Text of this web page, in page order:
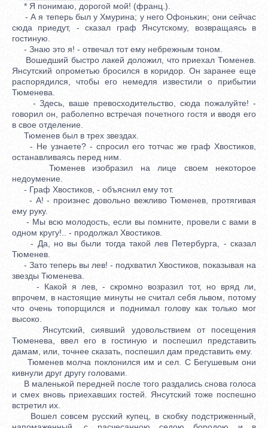
* Я понимаю, дорогой мой! (франц.).
- А я теперь был у Хмурина; у него Офонькин; они сейчас
сюда приедут, - сказал граф Янсутскому, возвращаясь в
гостиную.
- Знаю это я! - отвечал тот ему небрежным тоном.
Вошедший быстро лакей доложил, что приехал Тюменев.
Янсутский опрометью бросился в коридор. Он заранее еще
распорядился, чтобы его немедля известили о прибытии
Тюменева.
- Здесь, ваше превосходительство, сюда пожалуйте! -
говорил он, раболепно встречая почетного гостя и вводя его
в свое отделение.
Тюменев был в трех звездах.
- Не узнаете? - спросил его тотчас же граф Хвостиков,
останавливаясь перед ним.
Тюменев изобразил на лице своем некоторое
недоумение.
- Граф Хвостиков, - объяснил ему тот.
- А! - произнес довольно вежливо Тюменев, протягивая
ему руку.
- Мы всю молодость, если вы помните, провели с вами в
одном кругу!.. - продолжал Хвостиков.
- Да, но вы были тогда такой лев Петербурга, - сказал
Тюменев.
- Зато теперь вы лев! - подхватил Хвостиков, показывая на
звезды Тюменева.
- Какой я лев, - скромно возразил тот, но вряд ли,
впрочем, в настоящие минуты не считал себя львом, потому
что очень топорщился и поднимал голову как только мог
высоко.
Янсутский, сиявший удовольствием от посещения
Тюменева, ввел его в гостиную и поспешил представить
дамам, или, точнее сказать, поспешил дам представить ему.
Тюменев молча поклонился им и сел. С Бегушевым они
кивнули друг другу головами.
В маленькой передней после того раздались снова голоса
и смех вновь приехавших гостей. Янсутский тоже поспешно
встретил их.
Вошел совсем русский купец, в скобку подстриженный,